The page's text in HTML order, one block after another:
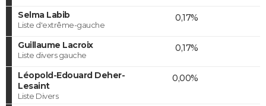
Selma Labib
Liste d'extrême-gauche
0,17%
Guillaume Lacroix
Liste divers gauche
0,17%
Léopold-Edouard Deher-
Lesaint
Liste Divers
0,00%